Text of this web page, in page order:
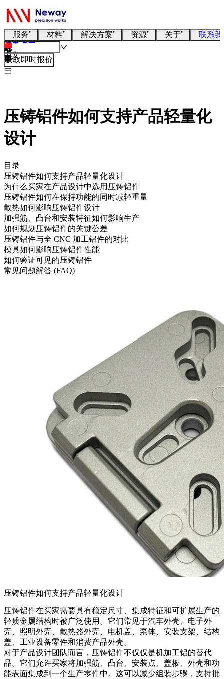
服务 材料 解决方案 资源 关于 联系
中文
获取即时报价
压铸铝件如何支持产品轻量化
设计
目录
压铸铝件如何支持产品轻量化设计
为什么买家在产品设计中选用压铸铝件
压铸铝件如何在保持功能的同时减轻重量
散热如何影响压铸铝件设计
加强筋、凸台和安装特征如何影响生产
如何规划压铸铝件的关键公差
压铸铝件与全 CNC 加工铝件的对比
模具如何影响压铸铝件性能
如何验证可见的压铸铝件
常见问题解答 (FAQ)
压铸铝件如何支持产品轻量化设计
压铸铝件在买家需要具有稳定尺寸、集成特征和可扩展生产的
轻质金属结构时被广泛使用。它们常见于汽车外壳、电子外
壳、照明外壳、散热器外壳、电机盖、泵体、安装支架、结构
盖、工业设备零件和消费产品外壳。
对于产品设计团队而言，压铸铝件不仅仅是机加工铝的替代
品。它们允许买家将加强筋、凸台、安装点、盖板、外壳和功
能表面集成到一个生产零件中。这可以减少组装步骤，支持批